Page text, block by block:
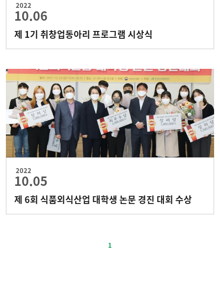
2022
10.06
제 1기 취창업동아리 프로그램 시상식
2022
10.05
제 6회 식품외식산업 대학생 논문 경진 대회 수상
1